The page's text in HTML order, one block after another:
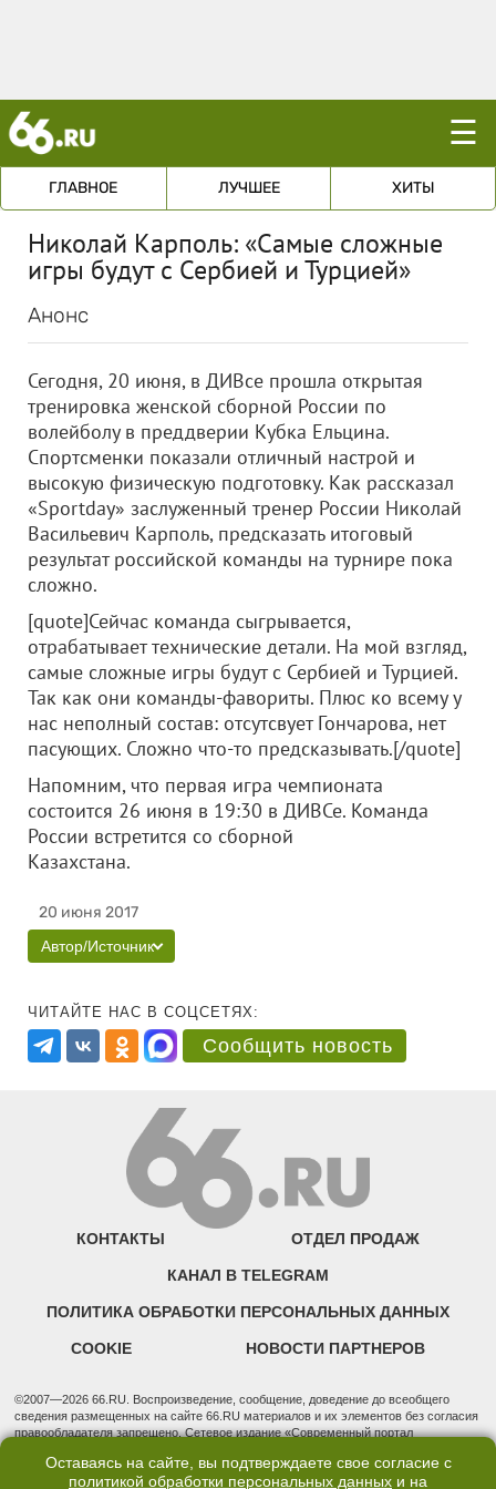
☰
ГЛАВНОЕ ЛУЧШЕЕ ХИТЫ
Николай Карполь: «Самые сложные
игры будут с Сербией и Турцией»
Анонс
Сегодня, 20 июня, в ДИВсе прошла открытая
тренировка женской сборной России по
волейболу в преддверии Кубка Ельцина.
Спортсменки показали отличный настрой и
высокую физическую подготовку. Как рассказал
«Sportday» заслуженный тренер России Николай
Васильевич Карполь, предсказать итоговый
результат российской команды на турнире пока
сложно.
[quote]Сейчас команда сыгрывается,
отрабатывает технические детали. На мой взгляд,
самые сложные игры будут с Сербией и Турцией.
Так как они команды-фавориты. Плюс ко всему у
нас неполный состав: отсутсвует Гончарова, нет
пасующих. Сложно что-то предсказывать.[/quote]
Напомним, что первая игра чемпионата
состоится 26 июня в 19:30 в ДИВСе. Команда
России встретится со сборной
Казахстана.
20 июня 2017
Автор/Источник
ЧИТАЙТЕ НАС В СОЦСЕТЯХ:
Сообщить новость
КОНТАКТЫ ОТДЕЛ ПРОДАЖ
КАНАЛ В TELEGRAM
ПОЛИТИКА ОБРАБОТКИ ПЕРСОНАЛЬНЫХ ДАННЫХ
COOKIE НОВОСТИ ПАРТНЕРОВ
©2007—2026 66.RU. Воспроизведение, сообщение, доведение до всеобщего
сведения размещенных на сайте 66.RU материалов и их элементов без согласия
правообладателя запрещено. Сетевое издание «Современный портал
надзору в сфере связи, информационных технологий и массовых коммуникаций
(Роскомнадзор). Регистрационный номер ЭЛ № ФС 77 - 76634 от 02.09.2019
Оставаясь на сайте, вы подтверждаете свое согласие с
политикой обработки персональных данных и на